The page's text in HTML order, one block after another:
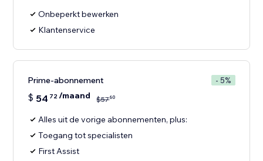
Onbeperkt bewerken
Klantenservice
Prime-abonnement - 5%
$ 54 72/maand $5760
Alles uit de vorige abonnementen, plus:
Toegang tot specialisten
First Assist